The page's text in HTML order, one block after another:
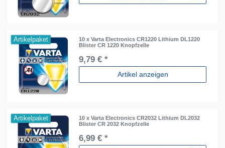
Artikelpaket
10 x Varta Electronics CR1220 Lithium DL1220
Blister CR 1220 Knopfzelle
9,79 € *
Artikel anzeigen
Artikelpaket
10 x Varta Electronics CR2032 Lithium DL2032
Blister CR 2032 Knopfzelle
6,99 € *